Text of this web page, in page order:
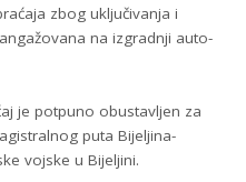
zbog uključivanja i
na izgradnji auto-
je potpuno obustavljen za
puta Bijeljina-
vojske u Bijeljini.